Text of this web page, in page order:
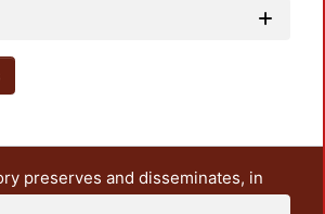
preserves and disseminates, in
access, the teaching and research